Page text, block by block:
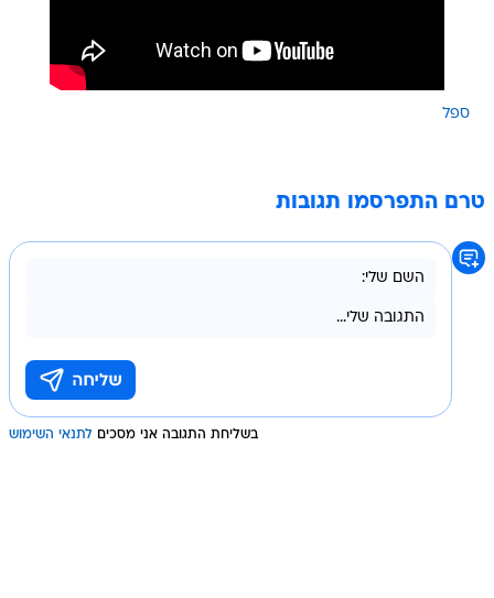
ספל
טרם התפרסמו תגובות
בשליחת התגובה אני מסכים לתנאי השימוש